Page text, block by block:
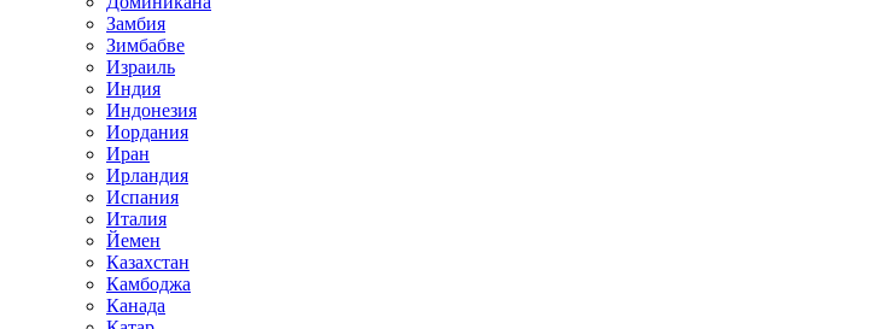
Замбия
Зимбабве
Израиль
Индия
Индонезия
Иордания
Иран
Ирландия
Испания
Италия
Йемен
Казахстан
Камбоджа
Канада